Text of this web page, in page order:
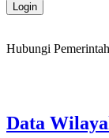
Login
Hubungi
Data